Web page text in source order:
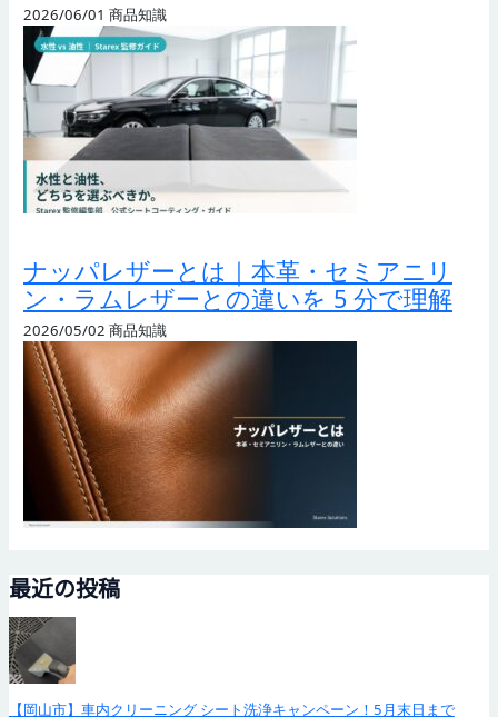
2026/06/01 商品知識
ナッパレザーとは｜本革・セミアニリ
ン・ラムレザーとの違いを 5 分で理解
2026/05/02 商品知識
最近の投稿
【岡山市】車内クリーニング シート洗浄キャンペーン！5月末日まで